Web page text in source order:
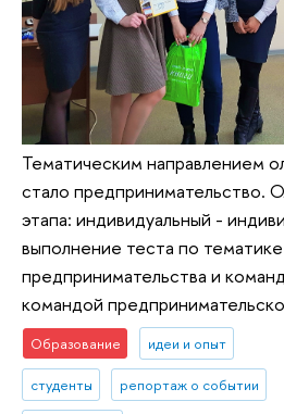
Тематическим направлением
стало предпринимательство.
этапа: индивидуальный -
выполнение теста по тематике
предпринимательства и
командой
Образование идеи и опыт
студенты репортаж о событии